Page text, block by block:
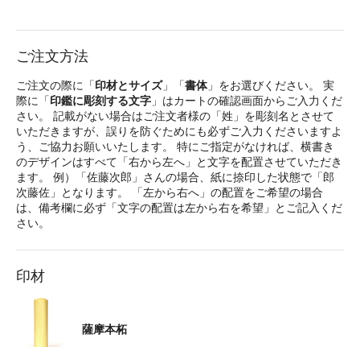
ご注文方法
ご注文の際に「印材とサイズ」「書体」をお選びください。 実
際に「印鑑に彫刻する文字 」はカートの確認画面からご入力くだ
さい。 記載がない場合はご注文者様の「姓」を彫刻名とさせて
いただきますが、誤りを防ぐためにも必ずご入力くださいますよ
う、ご協力お願いいたします。 特にご指定がなければ、横書き
のデザインはすべて「右から左へ」と文字を配置させていただき
ます。 例）「佐藤次郎」さんの場合、紙に捺印した状態で「郎
次藤佐」となります。 「左から右へ」の配置をご希望の場合
は、備考欄に必ず「文字の配置は左から右を希望」とご記入くだ
さい。
印材
薩摩本柘